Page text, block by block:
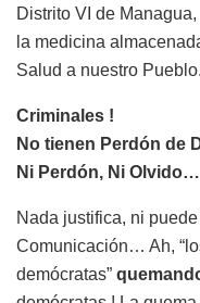
Distrito VI de
la medicina
Salud a nuestro Pueblo.
Criminales !
No tienen Perdón de
Ni Perdón, Ni
Nada justifica, ni
Comunicación… Ah,
demócratas”